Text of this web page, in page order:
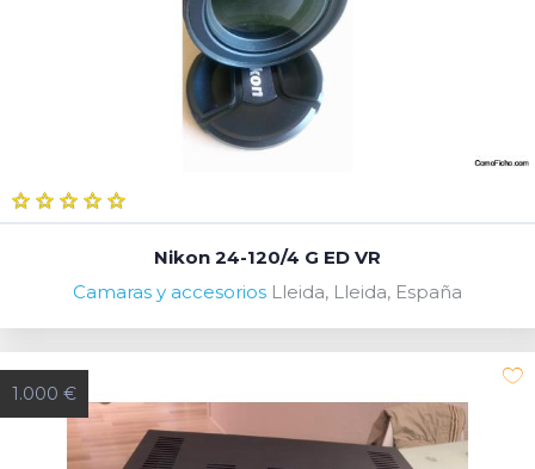
Nikon 24-120/4 G ED VR
Camaras y accesorios Lleida, Lleida, España
1.000 €